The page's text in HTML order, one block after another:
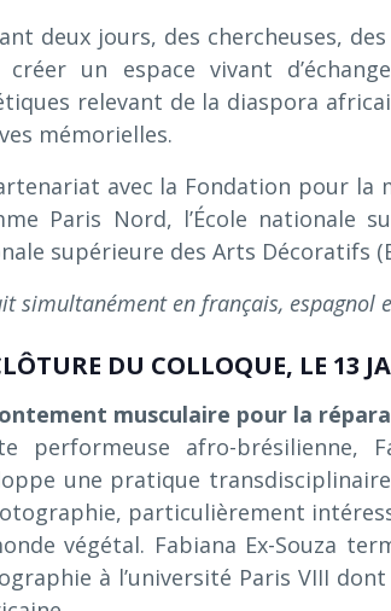
deux jours, des chercheuses,
créer un espace vivant
relevant de la diaspora
mémorielles.
avec la Fondation pour la
Paris Nord, l’École nationale
supérieure des Arts Décoratifs
simultanément en français, espagnol
DU COLLOQUE, LE 13
musculaire pour la
performeuse afro-brésilienne,
une pratique
particulièrement
végétal. Fabiana Ex-Souza
à l’université Paris VIII